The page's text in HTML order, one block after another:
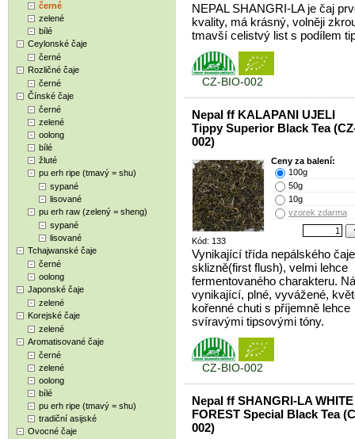
černé
zelené
bílé
Ceylonské čaje
černé
Rozličné čaje
černé
Čínské čaje
černé
zelené
oolong
bílé
žluté
pu erh ripe (tmavý = shu)
sypané
lisované
pu erh raw (zelený = sheng)
sypané
lisované
Tchajwanské čaje
černé
oolong
Japonské čaje
zelené
Korejské čaje
zelené
Aromatisované čaje
černé
zelené
oolong
bílé
pu erh ripe (tmavý = shu)
tradiční asijské
Ovocné čaje
NEPAL SHANGRI-LA je čaj
kvality, má krásný, volněji
tmavší celistvý list s podílem
CZ-BIO-002
Nepal ff KALAPANI UJELI
Tippy Superior Black Tea
002)
Kód: 133
Ceny za balení:
100g
50g
10g
vzorek zdarma
Vynikající třída nepálského
sklizně(first flush), velmi lehce
fermentovaného charakteru.
vynikající, plné, vyvážené,
kořenné chuti s příjemně lehce
svíravými tipsovými tóny.
CZ-BIO-002
Nepal ff SHANGRI-LA WHITE
FOREST Special Black Tea
002)